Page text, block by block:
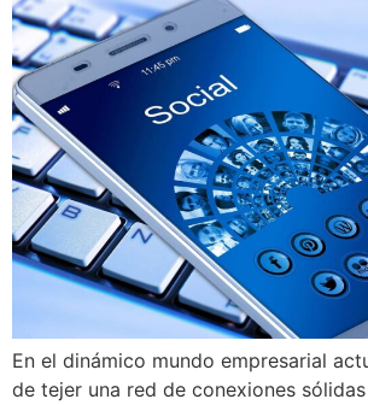
En el dinámico mundo empresarial
de tejer una red de conexiones